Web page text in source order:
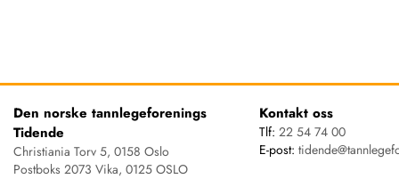
Den norske tannlegeforenings
Tidende
Christiania Torv 5, 0158 Oslo
Postboks 2073 Vika, 0125 OSLO
Kontakt oss
Tlf: 22 54 74 00
E-post: